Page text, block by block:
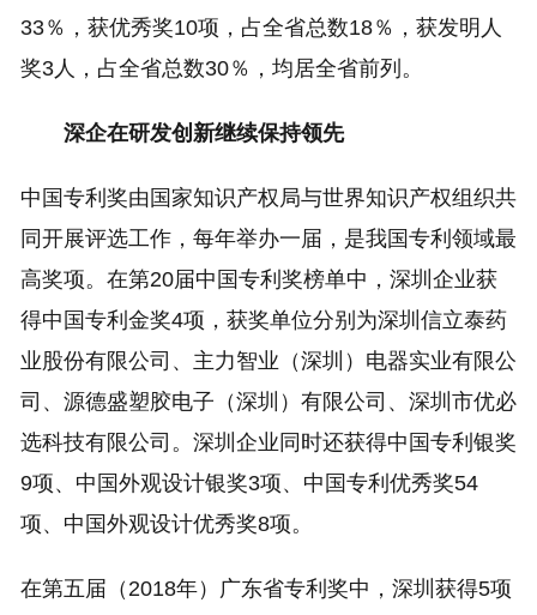
33％，获优秀奖10项，占全省总数18％，获发明人
奖3人，占全省总数30％，均居全省前列。
深企在研发创新继续保持领先
中国专利奖由国家知识产权局与世界知识产权组织共
同开展评选工作，每年举办一届，是我国专利领域最
高奖项。在第20届中国专利奖榜单中，深圳企业获
得中国专利金奖4项，获奖单位分别为深圳信立泰药
业股份有限公司、主力智业（深圳）电器实业有限公
司、源德盛塑胶电子（深圳）有限公司、深圳市优必
选科技有限公司。深圳企业同时还获得中国专利银奖
9项、中国外观设计银奖3项、中国专利优秀奖54
项、中国外观设计优秀奖8项。
在第五届（2018年）广东省专利奖中，深圳获得5项